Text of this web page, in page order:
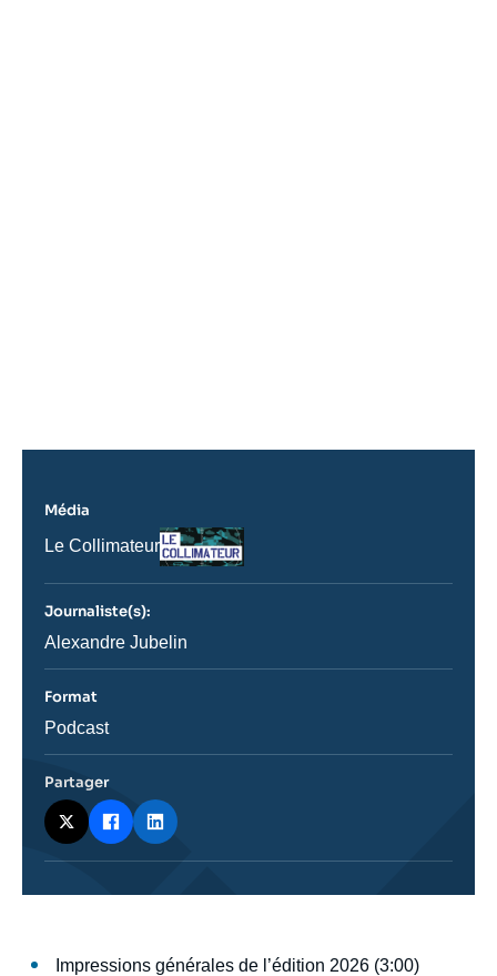
body Impressions générales de l’édition 2026 (3:00)
Média
Nom
journal,
ou
émission
Le Collimateur
Logo
Journaliste(s):
Journaliste
Alexandre Jubelin
Format
Catégorie
Podcast
Partager